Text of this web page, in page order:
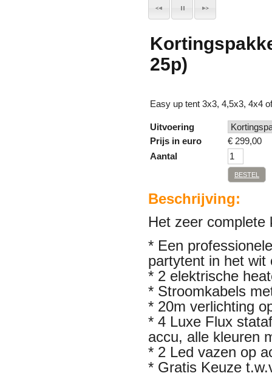
25p)
Easy up tent 3x3, 4,5x3, 4x4
Uitvoering
Prijs in euro
€ 299,00
Aantal
BESTEL
Beschrijving:
Het zeer complete
* Een
partytent in het wit
* 2 elektrische
* Stroomkabels
* 20m verlichting
* 4 Luxe Flux
accu, alle kleuren
* 2 Led vazen op
* Gratis Keuze